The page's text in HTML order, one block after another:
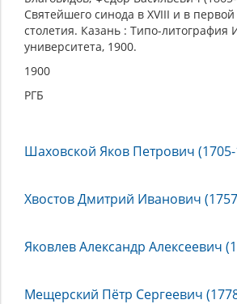
Святейшего синода в XVIII и в
столетия. Казань : Типо-литография
университета, 1900.
1900
РГБ
Шаховской Яков Петрович (1705-
Хвостов Дмитрий Иванович
Яковлев Александр Алексеевич
Мещерский Пётр Сергеевич